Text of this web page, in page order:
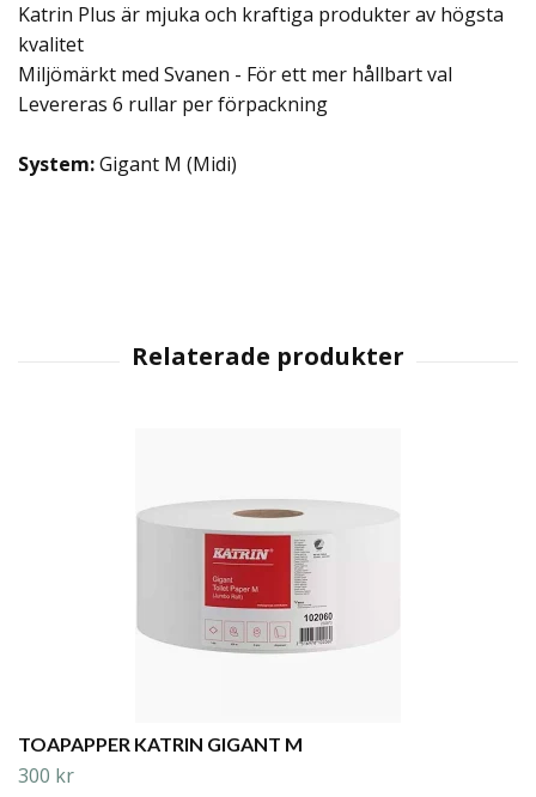
Katrin Plus är mjuka och kraftiga produkter av högsta
kvalitet
Miljömärkt med Svanen - För ett mer hållbart val
Levereras 6 rullar per förpackning
System:Gigant M (Midi)
TOAPAPPER KATRIN GIGANT M
300 kr